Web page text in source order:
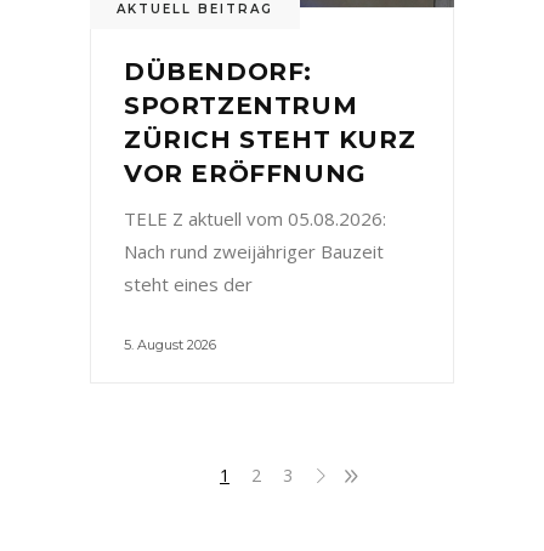
AKTUELL BEITRAG
DÜBENDORF:
SPORTZENTRUM
ZÜRICH STEHT KURZ
VOR ERÖFFNUNG
TELE Z aktuell vom 05.08.2026:
Nach rund zweijähriger Bauzeit
steht eines der
5. August 2026
1 2 3